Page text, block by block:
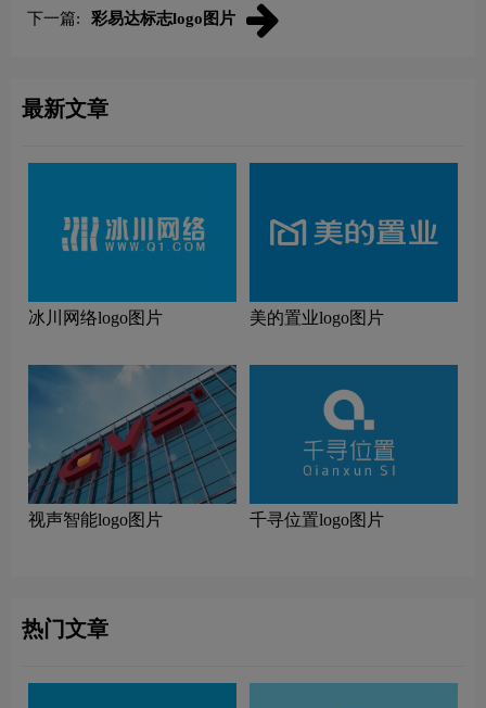
下一篇: 彩易达标志logo图片
最新文章
冰川网络logo图片 美的置业logo图片
视声智能logo图片 千寻位置logo图片
热门文章